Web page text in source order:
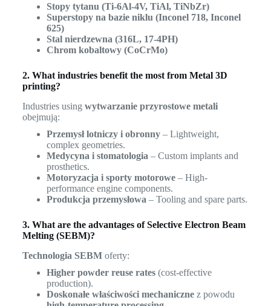
Stopy tytanu (Ti-6Al-4V, TiAl, TiNbZr)
Superstopy na bazie niklu (Inconel 718, Inconel
625)
Stal nierdzewna (316L, 17-4PH)
Chrom kobaltowy (CoCrMo)
2. What industries benefit the most from Metal 3D
printing?
Industries using wytwarzanie przyrostowe metali
obejmują:
Przemysł lotniczy i obronny– Lightweight,
complex geometries.
Medycyna i stomatologia – Custom implants and
prosthetics.
Motoryzacja i sporty motorowe– High-
performance engine components.
Produkcja przemysłowa – Tooling and spare parts.
3. What are the advantages of Selective Electron Beam
Melting (SEBM)?
Technologia SEBMoferty:
Higher powder reuse rates(cost-effective
production).
Doskonałe właściwości mechanicznez powodu